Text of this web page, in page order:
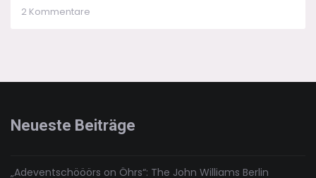
2 Kommentare
Wars…
Neueste Beiträge
„Adeventschööörs on Öhrs“: The John Williams Berlin